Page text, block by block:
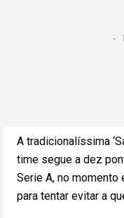
A tradicionalíssima
time segue a dez
Serie A, no
para tentar evitar a